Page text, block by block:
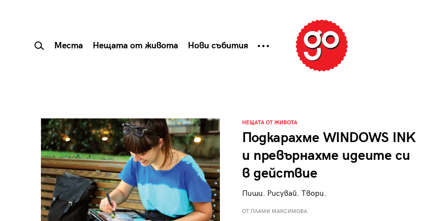
Места Нещата от живота Нови събития
НЕЩАТА ОТ ЖИВОТА
Подкарахме WINDOWS INK
и превърнахме идеите си
в действие
Пиши. Рисувай. Твори.
ОТ ПЛАМИ МАКСИМОВА